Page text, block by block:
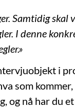
Samtidig skal
I denne
i
som
og nå har du